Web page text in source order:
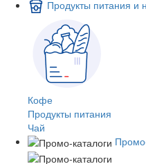
Продукты питания и
Кофе
Продукты питания
Чай